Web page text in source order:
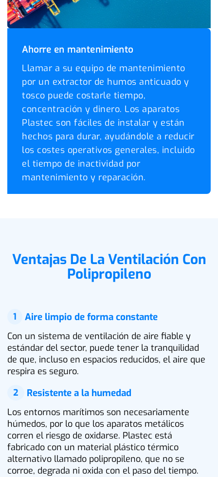
Ahorre en mantenimiento
Llamar a su equipo de mantenimiento
por un extractor de humos anticuado y
tosco puede costarle tiempo,
concentración y dinero. Los aparatos
Plastec son fáciles de instalar y están
hechos para durar, ayudándole a reducir
los costes operativos generales, incluido
el tiempo de inactividad por
mantenimiento y reparación.
Ventajas De La Ventilación Con
Polipropileno
1 Aire limpio de forma constante
Con un sistema de ventilación de aire fiable y
estándar del sector, puede tener la tranquilidad
de que, incluso en espacios reducidos, el aire que
respira es seguro.
2
Resistente a la humedad
Los entornos marítimos son necesariamente
húmedos, por lo que los aparatos metálicos
corren el riesgo de oxidarse. Plastec está
fabricado con un material plástico térmico
alternativo llamado polipropileno, que no se
corroe, degrada ni oxida con el paso del tiempo.